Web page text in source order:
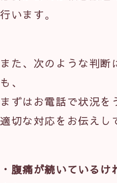
行います。
また、次のような判断
も、
まずはお電話で状況を
適切な対応をお伝えし
・腹痛が続いている